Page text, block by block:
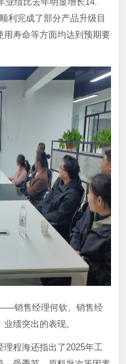
利完成了部分产品升级目
用寿命等方面均达到预期要
销售经理何钦、销售经
绩突出的表现。
程海还指出了2025年工